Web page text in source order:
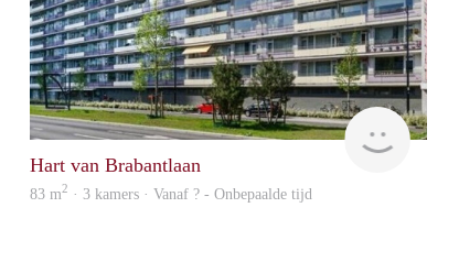
Woning
Hart van Brabantlaan
83 m2 · 3 kamers · Vanaf ? - Onbepaalde tijd